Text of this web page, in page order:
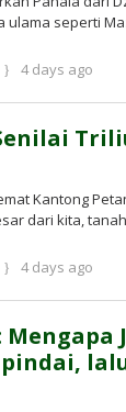
ulama seperti
4 days ago
Kantong
dari kita,
4 days ago